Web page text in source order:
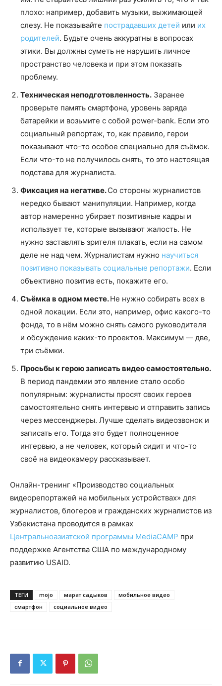
плохо: например, добавить музыки, выжимающей
слезу. Не показывайте пострадавших детей или их
родителей. Будьте очень аккуратны в вопросах
этики. Вы должны суметь не нарушить личное
пространство человека и при этом показать
проблему.
Техническая неподготовленность. Заранее
проверьте память смартфона, уровень заряда
батарейки и возьмите с собой power-bank. Если это
социальный репортаж, то, как правило, герои
показывают что-то особое специально для съёмок.
Если что-то не получилось снять, то это настоящая
подстава для журналиста.
Фиксация на негативе.Со стороны журналистов
нередко бывают манипуляции. Например, когда
автор намеренно убирает позитивные кадры и
использует те, которые вызывают жалость. Не
нужно заставлять зрителя плакать, если на самом
деле не над чем. Журналистам нужно научиться
позитивно показывать социальные репортажи. Если
объективно позитив есть, покажите его.
Съёмка в одном месте.Не нужно собирать всех в
одной локации. Если это, например, офис какого-то
фонда, то в нём можно снять самого руководителя
и обсуждение каких-то проектов. Максимум — две,
три съёмки.
Просьбы к герою записать видео самостоятельно.
В период пандемии это явление стало особо
популярным: журналисты просят своих героев
самостоятельно снять интервью и отправить запись
через мессенджеры. Лучше сделать видеозвонок и
записать его. Тогда это будет полноценное
интервью, а не человек, который сидит и что-то
своё на видеокамеру рассказывает.
Онлайн-тренинг «Производство социальных
видеорепортажей на мобильных устройствах» для
журналистов, блогеров и гражданских журналистов из
Узбекистана проводится в рамках
Центральноазиатской программы MediaCAMP при
поддержке Агентства США по международному
развитию USAID.
ТЕГИ mojo марат садыков
мобильное видео
смартфон
социальное видео